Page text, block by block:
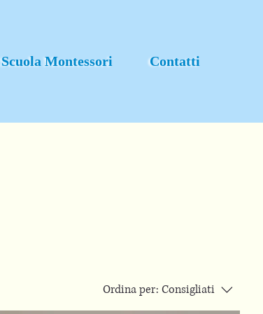
Scuola Montessori Contatti
Ordina per: Consigliati